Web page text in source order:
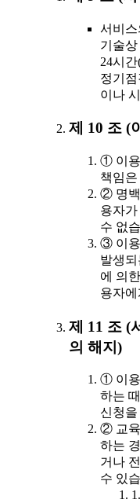
서비스
기술
24시
정기
이나
제 10 조 (
① 이용
책임
② 명백
용자
수 없
③ 이용
발생
에 의
용자
제 11 조 (
의 해지)
① 이용
하는
신청
② 교육
하는
거나
수 있